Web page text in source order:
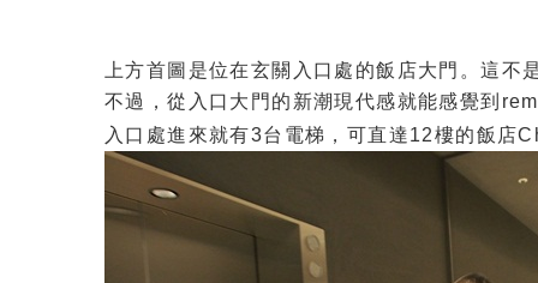
上方首圖是位在玄關入口處的飯店大門。這不
不過，從入口大門的新潮現代感就能感覺到
入口處進來就有3台電梯，可直達12樓的飯店